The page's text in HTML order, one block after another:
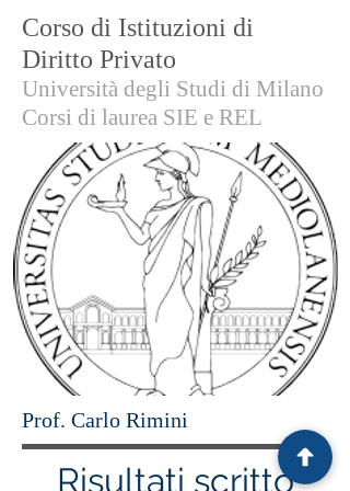
Corso di Istituzioni di
Diritto Privato
Università degli Studi di Milano
Corsi di laurea SIE e REL
Prof. Carlo Rimini
Risultati scritto